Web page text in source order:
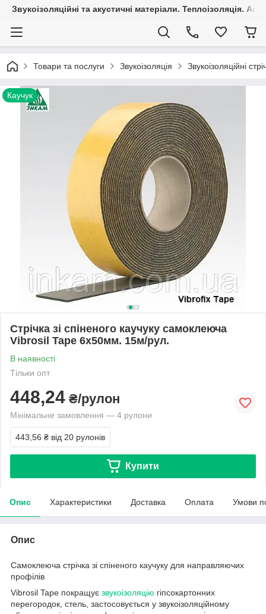
Звукоізоляційні та акустичні матеріали. Теплоізоляція.
Товари та послуги Звукоізоляція Звукоізоляційні
Каучук
Стрічка зі спіненого каучуку самоклеюча
Vibrosil Tape 6х50мм. 15м/рул.
В наявності
Тільки опт
448,24 ₴/рулон
Мінімальне замовлення — 4 рулони
443,56 ₴ від 20 рулонів
Купити
Опис Характеристики Доставка Оплата Умови
Опис
Самоклеюча стрічка зі спіненого каучуку для направляючих
профілів
Vibrosil Tape покращує звукоізоляцію гіпсокартонних
перегородок, стель, застосовується у звукоізоляційному